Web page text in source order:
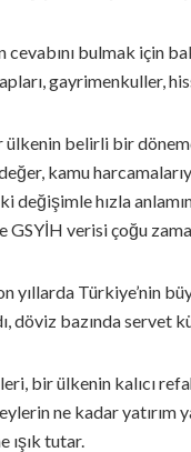
cevabını bulmak için
gayrimenkuller,
ülkenin belirli bir
kamu
değişimle hızla
GSYİH verisi çoğu
yıllarda Türkiye’nin
döviz bazında servet
bir ülkenin kalıcı
ne kadar yatırım
ışık tutar.